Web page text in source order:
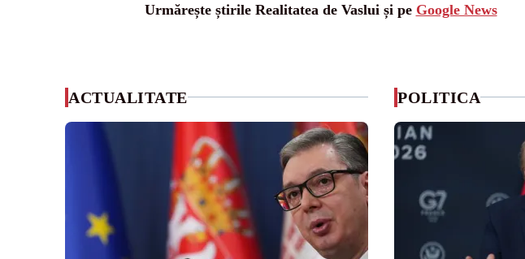
Urmărește știrile Realitatea de Vaslui și pe Google News
ACTUALITATE POLITICA